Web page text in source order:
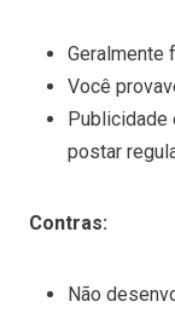
Geralmente
Você
Publicidade
postar
Contras:
Não